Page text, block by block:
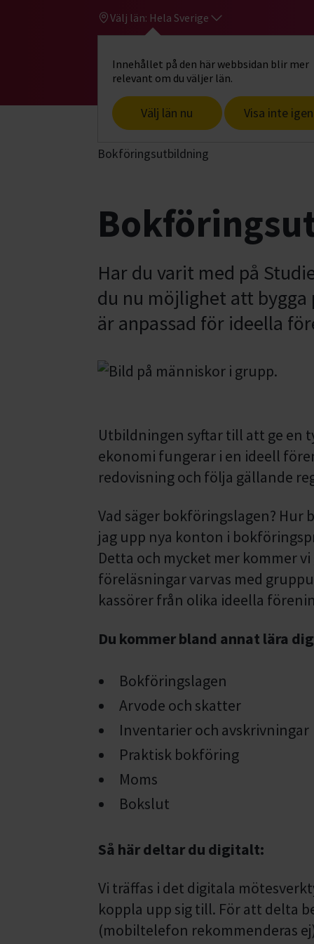
Välj län: Hela Sverige
Innehållet på den här webbsidan blir mer
relevant om du väljer län.
Välj län nu Visa inte igen
Gå till studiefrämjandets startsida
Start Hitta intresse
Bokföringsutbildning
Har du varit med på
du nu möjlighet att
är anpassad för ideella
Utbildningen syftar till att ge en
ekonomi fungerar i en ideell
redovisning och följa gällande
Vad säger bokföringslagen? Hur
jag upp nya konton i
Detta och mycket mer kommer
föreläsningar varvas med
kassörer från olika ideella
Du kommer bland annat lära
Bokföringslagen
Arvode och skatter
Inventarier och avskrivningar
Praktisk bokföring
Moms
Bokslut
Så här deltar du digitalt:
Vi träffas i det digitala
koppla upp sig till. För att delta
(mobiltelefon rekommenderas